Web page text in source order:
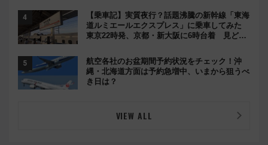
【乗車記】実質夜行？話題沸騰の新幹線「東海
道ルミエールエクスプレス」に乗車してみた
東京22時発、京都・新大阪に6時台着 見どこ
航空各社のお盆期間予約状況をチェック！沖
縄・北海道方面は予約急増中、いまから狙うべ
き日は？
VIEW ALL